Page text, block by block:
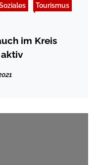
Tourismus
im Kreis